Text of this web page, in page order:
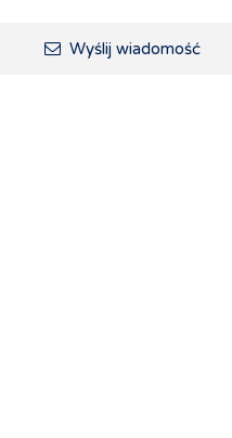
Wyślij wiadomość